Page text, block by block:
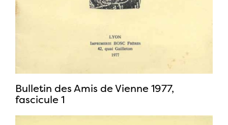
Bulletin des Amis de Vienne 1977,
fascicule 1